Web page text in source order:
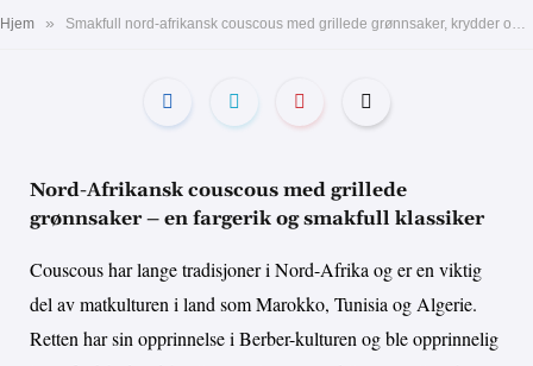
Hjem »
Nord-Afrikansk couscous med grillede
grønnsaker – en fargerik og smakfull klassiker
Couscous har lange tradisjoner i Nord-Afrika og er en viktig
del av matkulturen i land som Marokko, Tunisia og Algerie.
Retten har sin opprinnelse i Berber-kulturen og ble opprinnelig